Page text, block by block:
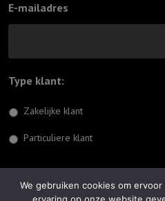
E-mailadres
Type klant:
Zakelijke klant
Particuliere klant
We gebruiken cookies om